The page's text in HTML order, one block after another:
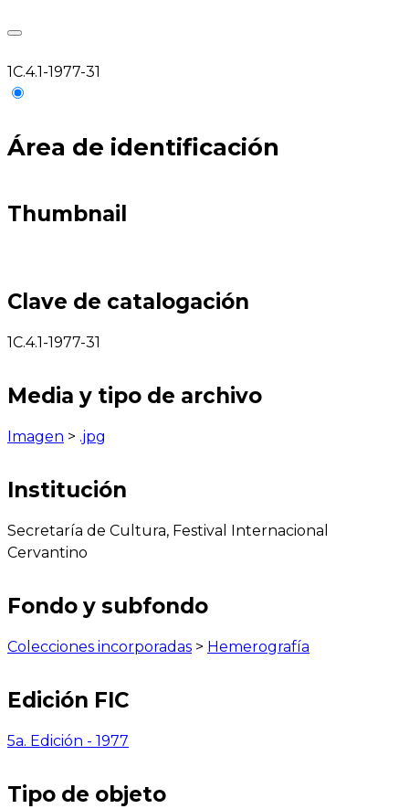
1C.4.1-1977-31
Área de identificación
Thumbnail
Clave de catalogación
1C.4.1-1977-31
Media y tipo de archivo
Imagen > .jpg
Institución
Secretaría de Cultura, Festival Internacional
Cervantino
Fondo y subfondo
Colecciones incorporadas > Hemerografía
Edición FIC
5a. Edición - 1977
Tipo de objeto